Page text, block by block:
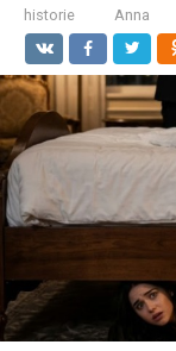
historie
Anna